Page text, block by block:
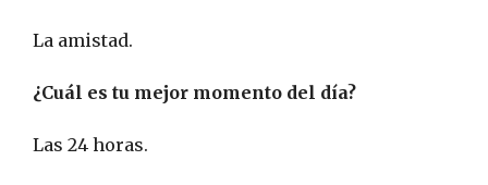
La amistad.
¿Cuál es tu mejor momento del día?
Las 24 horas.